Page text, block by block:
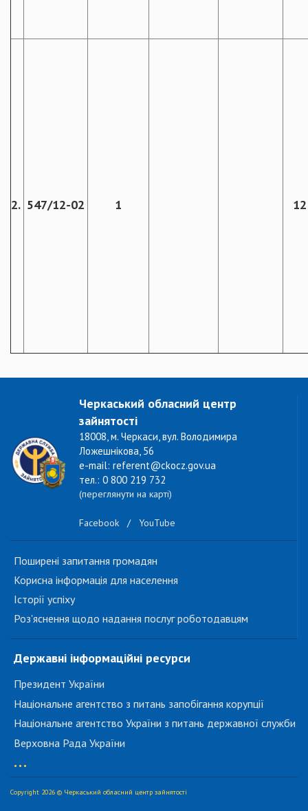
2. 547/12-02 1 12
Черкаський обласний центр
зайнятості
18008, м. Черкаси, вул. Володимира
Ложешнікова, 56
e-mail: referent@ckocz.gov.ua
тел.: 0 800 219 732
(переглянути на карті)
Facebook / YouTube
Поширені запитання громадян
Корисна інформація для населення
Історії успіху
Роз'яснення щодо надання послуг роботодавцям
Державні інформаційні ресурси
Президент України
Національне агентство з питань запобігання корупції
Національне агентство України з питань державної служби
Верховна Рада України
...
Copyright 2026 © Черкаський обласний центр зайнятості